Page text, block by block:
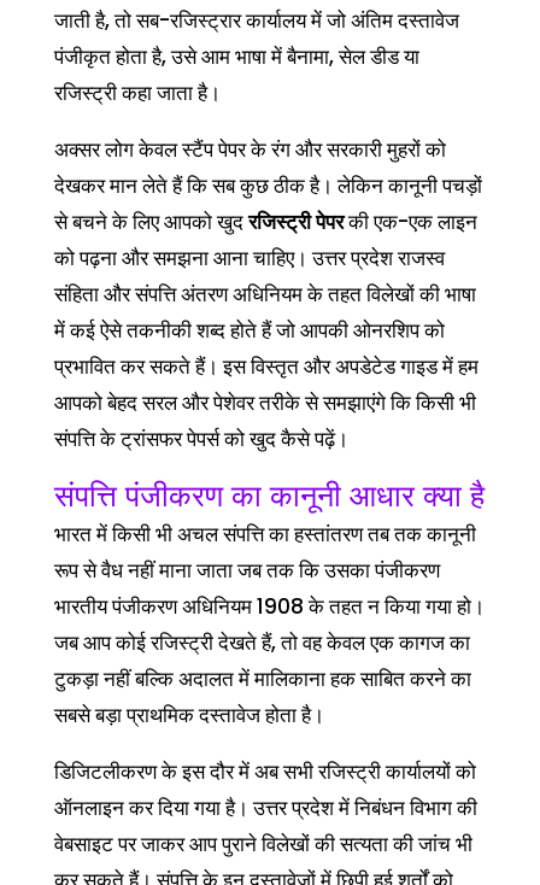
जाती है, तो सब-रजिस्ट्रार कार्यालय में जो अंतिम दस्तावेज
पंजीकृत होता है, उसे आम भाषा में बैनामा, सेल डीड या
रजिस्ट्री कहा जाता है।
अक्सर लोग केवल स्टैंप पेपर के रंग और सरकारी मुहरों को
देखकर मान लेते हैं कि सब कुछ ठीक है। लेकिन कानूनी पचड़ों
से बचने के लिए आपको खुदरजिस्ट्री पेपरकी एक-एक लाइन
को पढ़ना और समझना आना चाहिए। उत्तर प्रदेश राजस्व
संहिता और संपत्ति अंतरण अधिनियम के तहत विलेखों की भाषा
में कई ऐसे तकनीकी शब्द होते हैं जो आपकी ओनरशिप को
प्रभावित कर सकते हैं। इस विस्तृत और अपडेटेड गाइड में हम
आपको बेहद सरल और पेशेवर तरीके से समझाएंगे कि किसी भी
संपत्ति के ट्रांसफर पेपर्स को खुद कैसे पढ़ें।
संपत्ति पंजीकरण का कानूनी आधार क्या है
भारत में किसी भी अचल संपत्ति का हस्तांतरण तब तक कानूनी
रूप से वैध नहीं माना जाता जब तक कि उसका पंजीकरण
भारतीय पंजीकरण अधिनियम 1908 के तहत न किया गया हो।
जब आप कोई रजिस्ट्री देखते हैं, तो वह केवल एक कागज का
टुकड़ा नहीं बल्कि अदालत में मालिकाना हक साबित करने का
सबसे बड़ा प्राथमिक दस्तावेज होता है।
डिजिटलीकरण के इस दौर में अब सभी रजिस्ट्री कार्यालयों को
ऑनलाइन कर दिया गया है। उत्तर प्रदेश में निबंधन विभाग की
वेबसाइट पर जाकर आप पुराने विलेखों की सत्यता की जांच भी